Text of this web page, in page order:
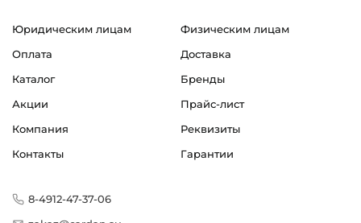
Юридическим лицам
Физическим лицам
Оплата
Доставка
Каталог
Бренды
Акции
Прайс-лист
Компания
Реквизиты
Контакты
Гарантии
8-4912-47-37-06